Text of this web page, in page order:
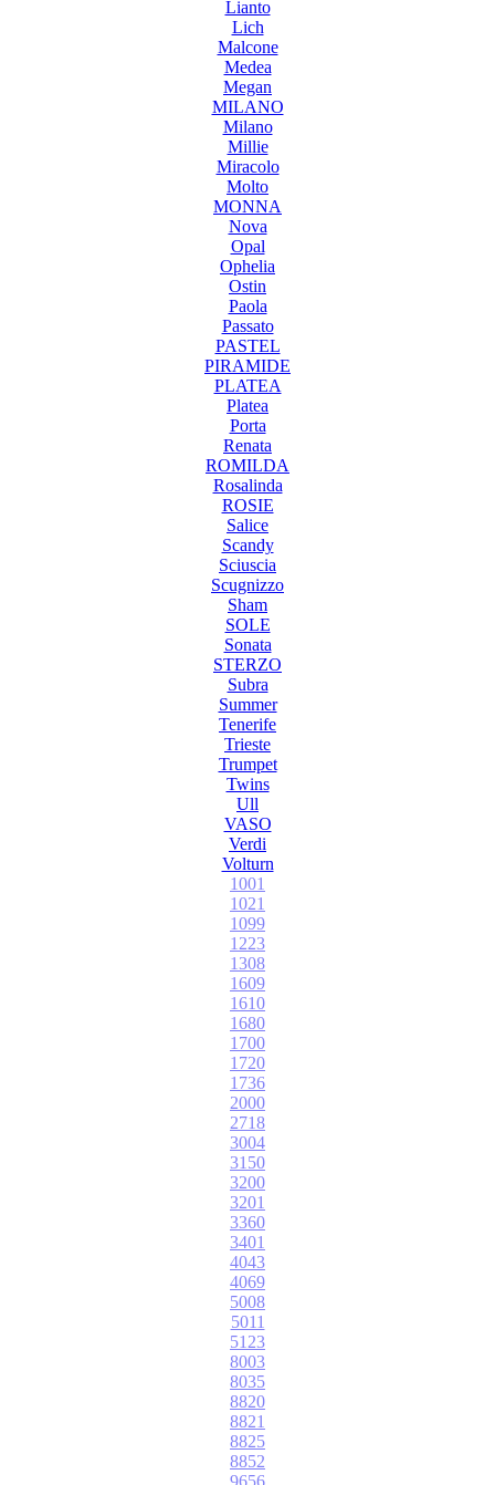
Lianto
Lich
Malcone
Medea
Megan
MILANO
Milano
Millie
Miracolo
Molto
MONNA
Nova
Opal
Ophelia
Ostin
Paola
Passato
PASTEL
PIRAMIDE
PLATEA
Platea
Porta
Renata
ROMILDA
Rosalinda
ROSIE
Salice
Scandy
Sciuscia
Scugnizzo
Sham
SOLE
Sonata
STERZO
Subra
Summer
Tenerife
Trieste
Trumpet
Twins
Ull
VASO
Verdi
Volturn
1001
1021
1099
1223
1308
1609
1610
1680
1700
1720
1736
2000
2718
3004
3150
3200
3201
3360
3401
4043
4069
5008
5011
5123
8003
8035
8820
8821
8825
8852
9656